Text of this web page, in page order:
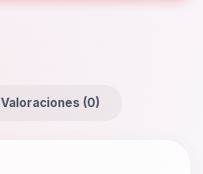
Valoraciones (0)